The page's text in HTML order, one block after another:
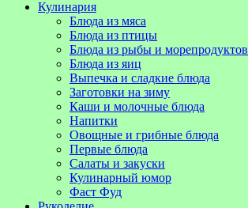
Кулинария
Блюда из мяса
Блюда из птицы
Блюда из рыбы и морепродуктов
Блюда из яиц
Выпечка и сладкие блюда
Заготовки на зиму
Каши и молочные блюда
Напитки
Овощные и грибные блюда
Первые блюда
Салаты и закуски
Кулинарный юмор
Фаст Фуд